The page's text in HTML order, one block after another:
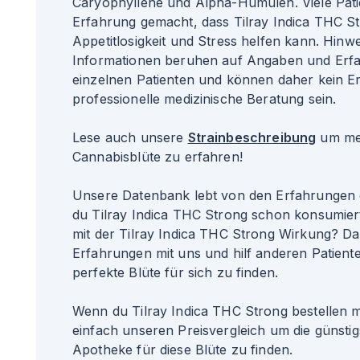
Erfahrung gemacht, dass Tilray Indica THC
Appetitlosigkeit und Stress helfen kann.
Informationen beruhen auf Angaben und
einzelnen Patienten und können daher kein
professionelle medizinische Beratung sein.
Lese auch unsere Strainbeschreibung um
Cannabisblüte zu erfahren!
Unsere Datenbank lebt von den Erfahrungen
du Tilray Indica THC Strong schon
mit der Tilray Indica THC Strong Wirkung?
Erfahrungen mit uns und hilf anderen
perfekte Blüte für sich zu finden.
Wenn du Tilray Indica THC Strong bestellen
einfach unseren Preisvergleich um die
Apotheke für diese Blüte zu finden.